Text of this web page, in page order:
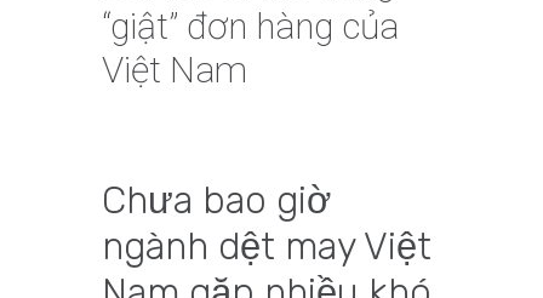
“giật” đơn hàng của
Việt Nam
Chưa bao giờ
ngành dệt may Việt